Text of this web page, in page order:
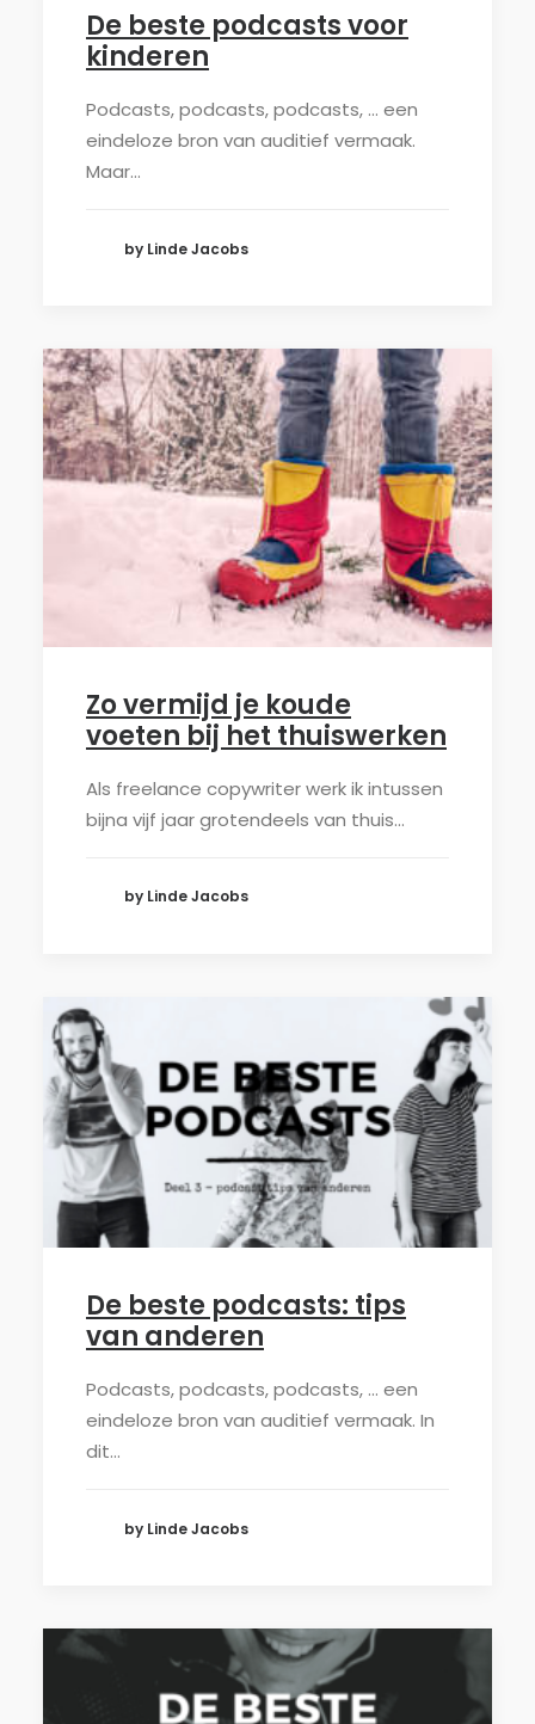
De beste podcasts voor
kinderen
Podcasts, podcasts, podcasts, … een
eindeloze bron van auditief vermaak.
Maar…
by Linde Jacobs
Zo vermijd je koude
voeten bij het thuiswerken
Als freelance copywriter werk ik intussen
bijna vijf jaar grotendeels van thuis…
by Linde Jacobs
De beste podcasts: tips
van anderen
Podcasts, podcasts, podcasts, … een
eindeloze bron van auditief vermaak. In
dit…
by Linde Jacobs